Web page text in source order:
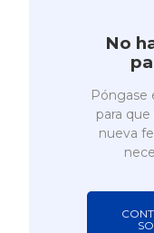
No
Póngase
para
nueva